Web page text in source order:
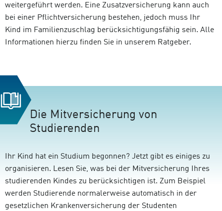
weitergeführt werden. Eine Zusatzversicherung kann auch
bei einer Pflichtversicherung bestehen, jedoch muss Ihr
Kind im Familienzuschlag berücksichtigungsfähig sein. Alle
Informationen hierzu finden Sie in unserem Ratgeber.
Die Mitversicherung von
Studierenden
Ihr Kind hat ein Studium begonnen? Jetzt gibt es einiges zu
organisieren. Lesen Sie, was bei der Mitversicherung Ihres
studierenden Kindes zu berücksichtigen ist. Zum Beispiel
werden Studierende normalerweise automatisch in der
gesetzlichen Krankenversicherung der Studenten